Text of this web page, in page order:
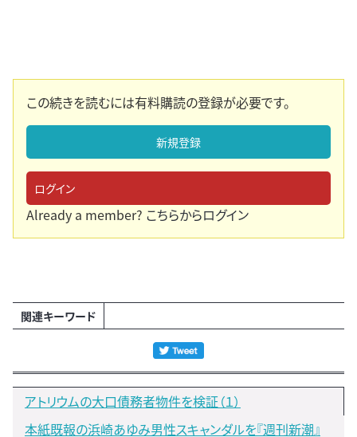
この続きを読むには有料購読の登録が必要です。
新規登録
ログイン
Already a member? こちらからログイン
関連キーワード
アトリウムの大口債務者物件を検証（１）
本紙既報の浜崎あゆみ男性スキャンダルを『週刊新潮』